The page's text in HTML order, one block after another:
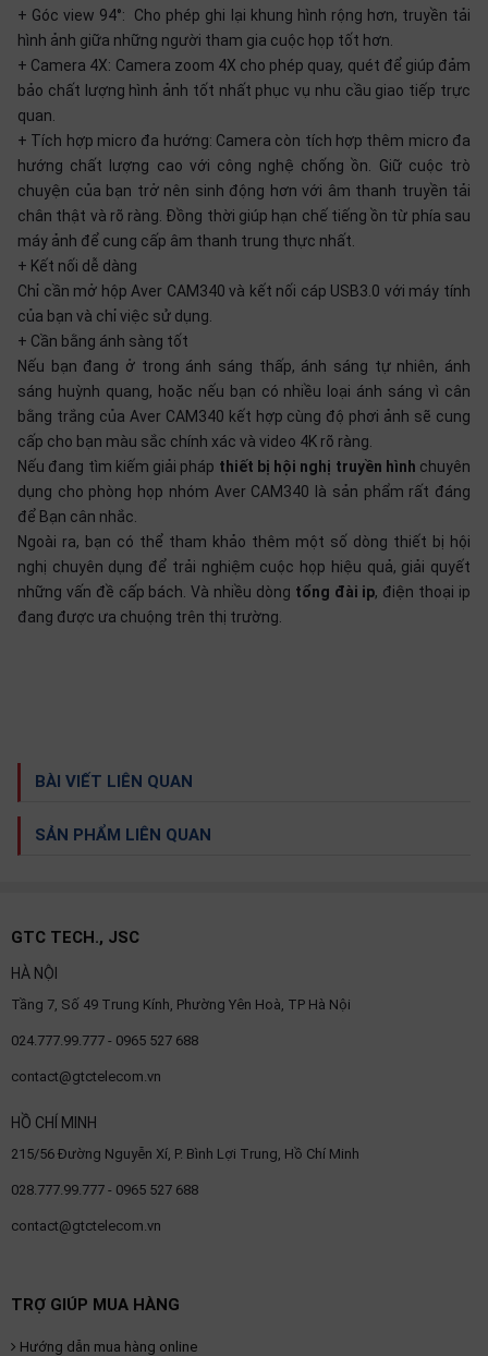
+ Góc view 94°: Cho phép ghi lại khung hình rộng hơn, truyền tải
hình ảnh giữa những người tham gia cuộc họp tốt hơn.
+ Camera 4X: Camera zoom 4X cho phép quay, quét để giúp đảm
bảo chất lượng hình ảnh tốt nhất phục vụ nhu cầu giao tiếp trực
quan.
+ Tích hợp micro đa hướng: Camera còn tích hợp thêm micro đa
hướng chất lượng cao với công nghệ chống ồn. Giữ cuộc trò
chuyện của bạn trở nên sinh động hơn với âm thanh truyền tải
chân thật và rõ ràng. Đồng thời giúp hạn chế tiếng ồn từ phía sau
máy ảnh để cung cấp âm thanh trung thực nhất.
+ Kết nối dễ dàng
Chỉ cần mở hộp Aver CAM340 và kết nối cáp USB3.0 với máy tính
của bạn và chỉ việc sử dụng.
+ Cần bằng ánh sàng tốt
Nếu bạn đang ở trong ánh sáng thấp, ánh sáng tự nhiên, ánh
sáng huỳnh quang, hoặc nếu bạn có nhiều loại ánh sáng vì cân
bằng trắng của Aver CAM340 kết hợp cùng độ phơi ảnh sẽ cung
cấp cho bạn màu sắc chính xác và video 4K rõ ràng.
Nếu đang tìm kiếm giải pháp thiết bị hội nghị truyền hình chuyên
dụng cho phòng họp nhóm Aver CAM340 là sản phẩm rất đáng
để Bạn cân nhắc.
Ngoài ra, bạn có thể tham khảo thêm một số dòng thiết bị hội
nghị chuyên dụng để trải nghiệm cuộc họp hiệu quả, giải quyết
những vấn đề cấp bách. Và nhiều dòng tổng đài ip, điện thoại ip
đang được ưa chuộng trên thị trường.
BÀI VIẾT LIÊN QUAN
SẢN PHẨM LIÊN QUAN
GTC TECH., JSC
HÀ NỘI
Tầng 7, Số 49 Trung Kính, Phường Yên Hoà, TP Hà Nội
024.777.99.777 - 0965 527 688
contact@gtctelecom.vn
HỒ CHÍ MINH
215/56 Đường Nguyễn Xí, P. Bình Lợi Trung, Hồ Chí Minh
028.777.99.777 - 0965 527 688
contact@gtctelecom.vn
TRỢ GIÚP MUA HÀNG
Hướng dẫn mua hàng online